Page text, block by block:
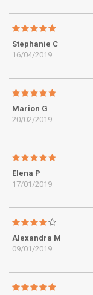
Stephanie C
16/04/2019
Marion G
20/02/2019
Elena P
17/01/2019
Alexandra M
09/01/2019